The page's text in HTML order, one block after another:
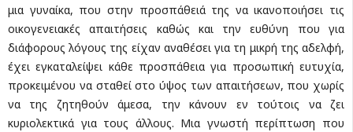
μια γυναίκα, που στην προσπάθειά της να ικανοποιήσει τις
οικογενειακές απαιτήσεις καθώς και την ευθύνη που για
διάφορους λόγους της είχαν αναθέσει για τη μικρή της αδελφή,
έχει εγκαταλείψει κάθε προσπάθεια για προσωπική ευτυχία,
προκειμένου να σταθεί στο ύψος των απαιτήσεων, που χωρίς
να της ζητηθούν άμεσα, την κάνουν εν τούτοις να ζει
κυριολεκτικά για τους άλλους. Μια γνωστή περίπτωση που